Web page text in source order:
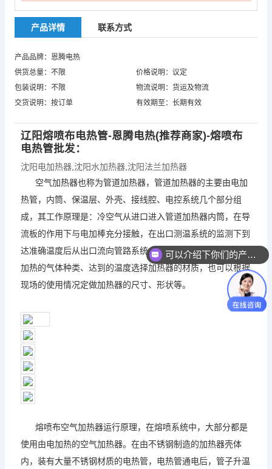
产品详情 联系方式
产品品牌：恩腾电热
供货总量：不限
价格说明：议定
包装说明：不限
物流说明：货运及物流
交货说明：按订单
有效期至：长期有效
辽阳熔喷布电热管-恩腾电热(推荐商家)-熔喷布
电热管批发：
沈阳电加热器 沈阳水加热器 沈阳法兰加热器
空气加热器也称为管道加热器，管道加热器的主要由电加
热管，内筒、保温层、外壳、接线腔、电控系统几个部分组
成，其工作原理是：冷空气从进口进入管道加热器内筒，在导
流板的作用下与电加棒充分接触，在出口测温系统的监测下到
达准确温度后从出口流向管路系统。管道空气加热器可以根据
加热的气体种类、达到的温度选择加热器的材质，也可以根据
现场的使用情况定做加热器的尺寸、形状等。
熔喷布空气加热器运行原理，在熔喷系统中，大部分都是
使用由电加热的空气加热器。在由不锈钢制造的加热器壳体
内，装有大量不锈钢材质的电热管，电热管通电后，管子升温
可以介绍下你们的产品么？